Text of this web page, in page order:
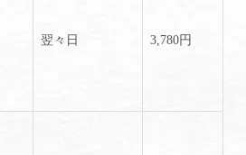
翌々日 3,780円